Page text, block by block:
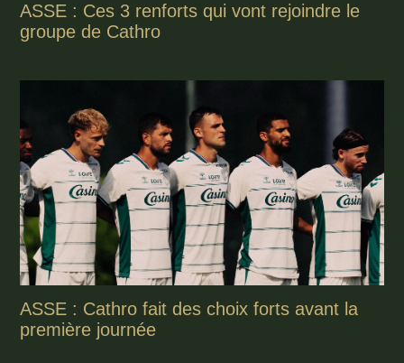
ASSE : Ces 3 renforts qui vont rejoindre le
groupe de Cathro
ASSE : Cathro fait des choix forts avant la
première journée